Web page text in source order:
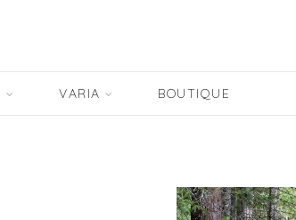
VARIA BOUTIQUE